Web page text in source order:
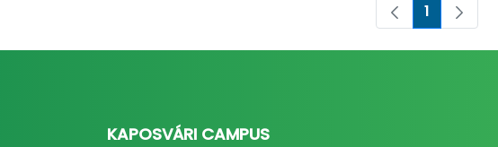
Oldal
1
KAPOSVÁRI CAMPUS